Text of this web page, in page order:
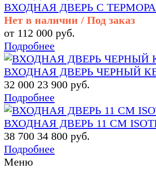
ВХОДНАЯ ДВЕРЬ С
Нет в наличии / Под заказ
от 112 000 руб.
Подробнее
ВХОДНАЯ ДВЕРЬ ЧЕРНЫЙ
32 000 23 900 руб.
Подробнее
ВХОДНАЯ ДВЕРЬ 11 СМ
38 700 34 800 руб.
Подробнее
Меню